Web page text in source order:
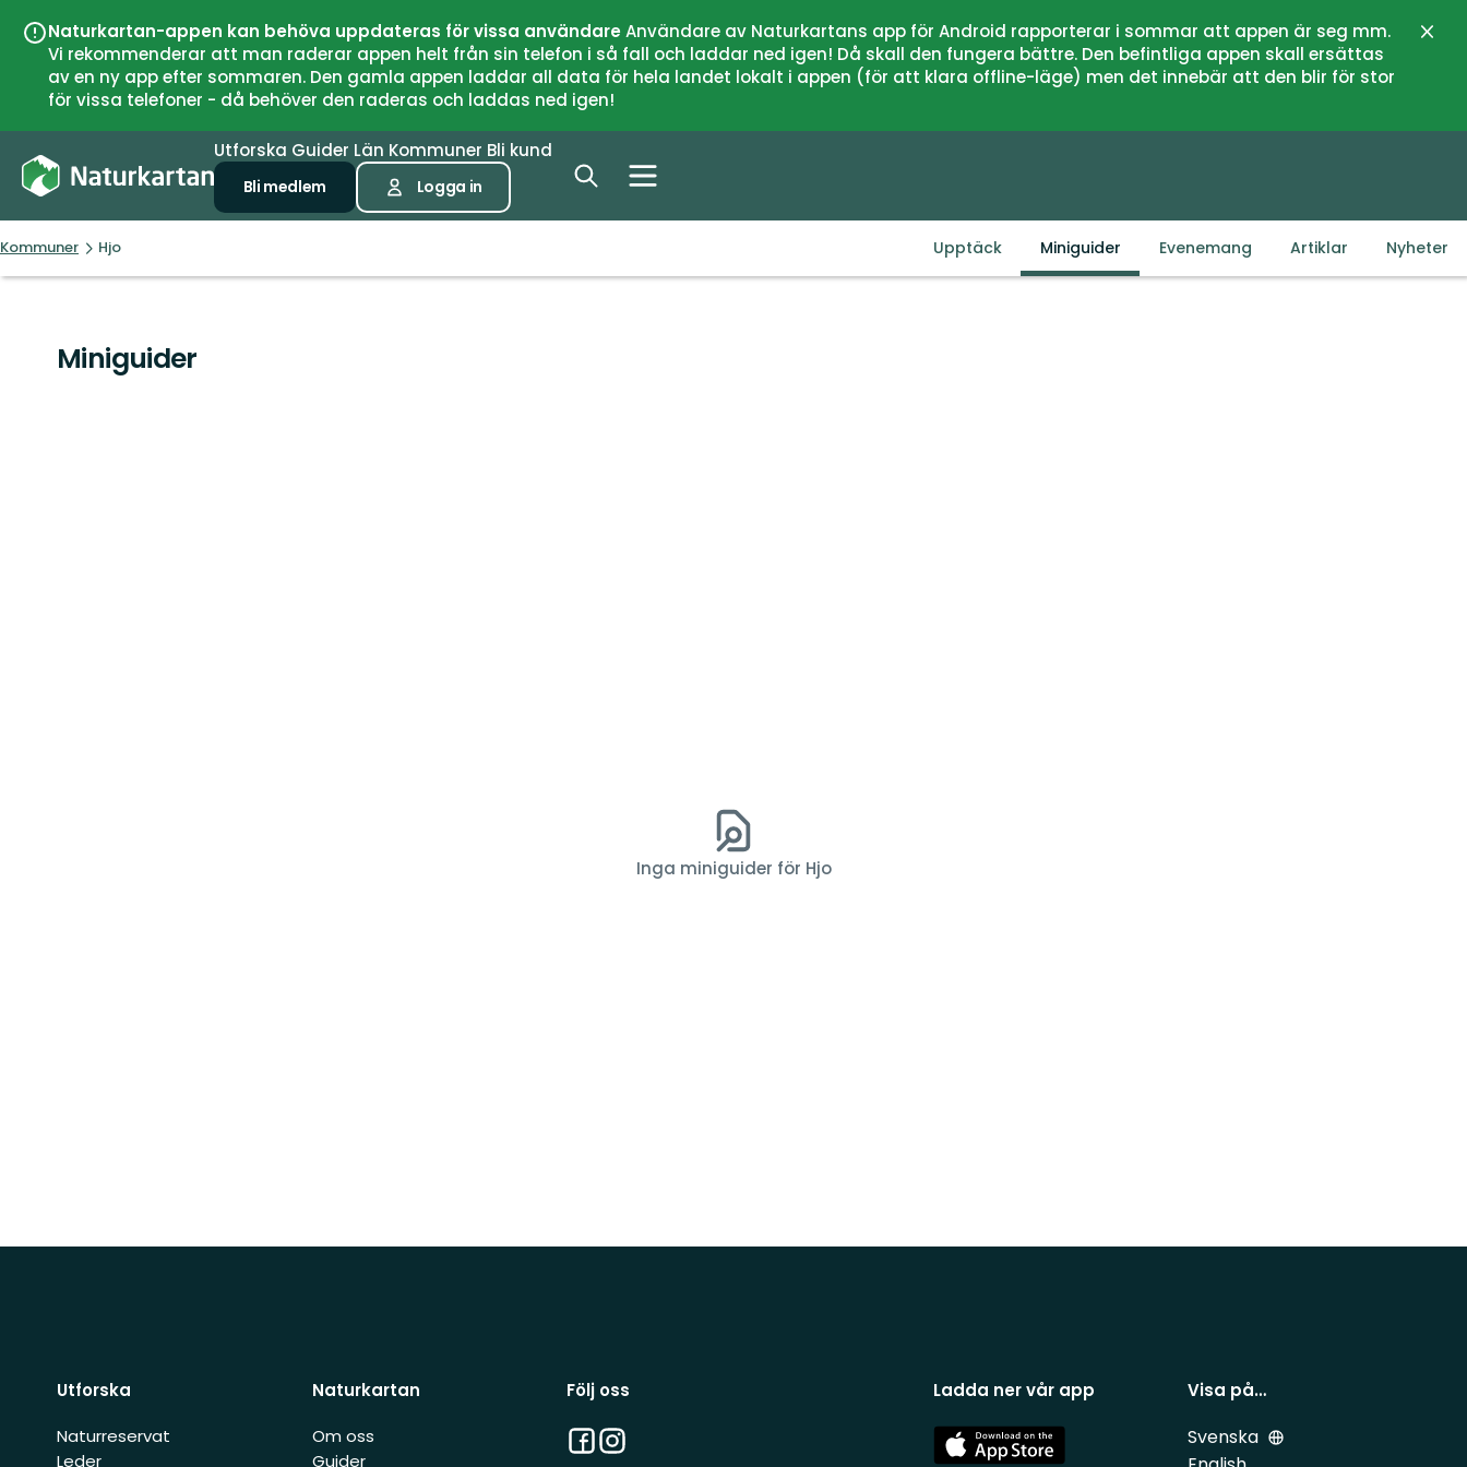
Naturkartan-appen kan behöva uppdateras för vissa användareAnvändare av Naturkartans app för Android rapporterar i sommar att appen är seg mm.
Vi rekommenderar att man raderar appen helt från sin telefon i så fall och laddar ned igen! Då skall den fungera bättre. Den befintliga appen skall ersättas
av en ny app efter sommaren. Den gamla appen laddar all data för hela landet lokalt i appen (för att klara offline-läge) men det innebär att den blir för stor
för vissa telefoner - då behöver den raderas och laddas ned igen!
Utforska Guider Län Kommuner Bli kund
Bli medlem Logga in
Kommuner Hjo Upptäck Miniguider Evenemang Artiklar Nyheter
Miniguider
Inga miniguider för Hjo
Utforska
Naturreservat
Leder
Naturkartan
Om oss
Guider
Följ oss
Facebook
Instagram
Ladda ner vår app
App
Store
Visa på…
Svenska